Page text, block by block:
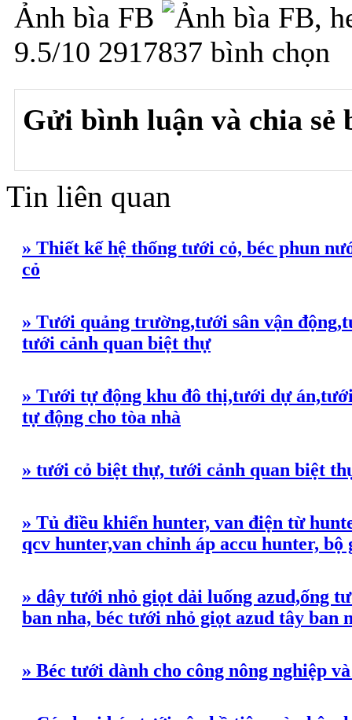
Ảnh bìa FB
9.5/10 2917837 bình chọn
Gửi bình luận và chia sẻ
Tin liên quan
» Thiết kế hệ thống tưới cỏ, béc phun
cỏ
» Tưới quảng trường,tưới sân vận
tưới cảnh quan biệt thự
» Tưới tự động khu đô thị,tưới dự
tự động cho tòa nhà
» tưới cỏ biệt thự, tưới cảnh quan biệt
» Tủ điều khiển hunter, van điện từ
qcv hunter,van chỉnh áp accu hunter, bộ
» dây tưới nhỏ giọt dải luống azud,ống
ban nha, béc tưới nhỏ giọt azud tây ban
» Béc tưới dành cho công nông nghiệp